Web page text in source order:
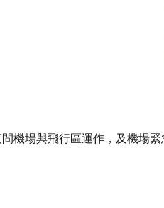
機場與飛行區運作，及機場